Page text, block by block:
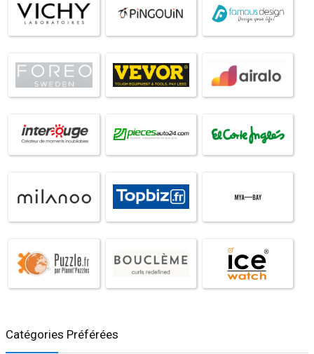
Catégories Préférées